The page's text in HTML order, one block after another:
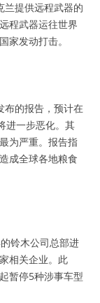
兰提供远程武器的
程武器运往世界
家发动打击。
布的报告，预计在
进一步恶化。其
为严重。报告指
成全球各地粮食
铃木公司总部进
相关企业。此
暂停5种涉事车型